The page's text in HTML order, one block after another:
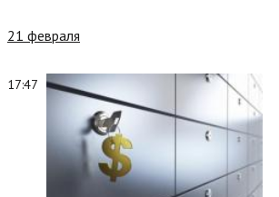
21 февраля
17:47